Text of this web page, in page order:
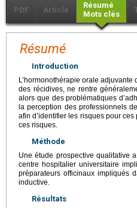
PDF Article
Résumé
Mots clés
Résumé
Introduction
L’hormonothérapie orale
des récidives, ne rentre
alors que des problématiques
la perception des professionnels
afin d’identifier les risques pour
ces risques.
Méthode
Une étude prospective qualitative
centre hospitalier universitaire
préparateurs officinaux impliqués
inductive.
Résultats